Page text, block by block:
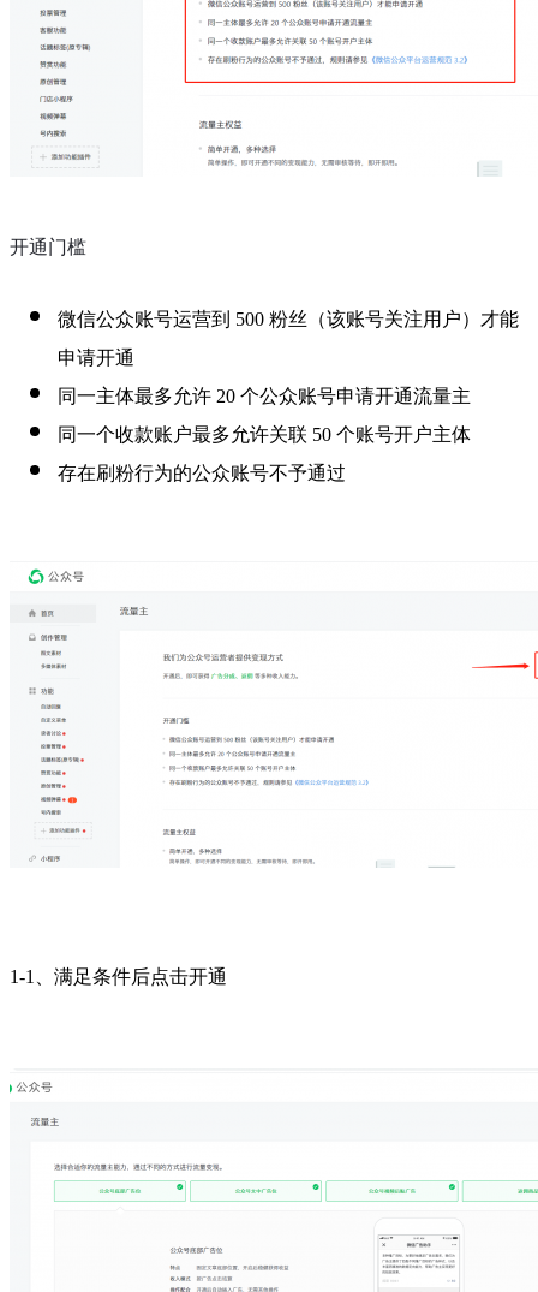
开通门槛
微信公众账号运营到 500 粉丝（该账号关注用户）才能
申请开通
同一主体最多允许 20 个公众账号申请开通流量主
同一个收款账户最多允许关联 50 个账号开户主体
存在刷粉行为的公众账号不予通过
1-1、满足条件后点击开通